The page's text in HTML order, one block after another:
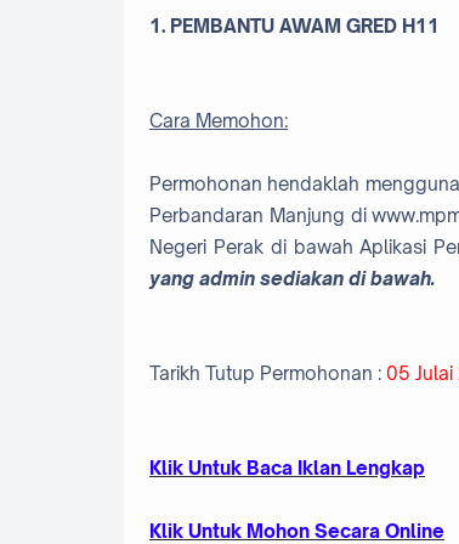
1. PEMBANTU AWAM GRED H11
Cara Memohon:
Permohonan hendaklah
Perbandaran Manjung di
Negeri Perak di bawah Aplikasi
yang admin sediakan di bawah.
Tarikh Tutup Permohonan : 05 Julai
Klik Untuk Baca Iklan Lengkap
Klik Untuk Mohon Secara Online